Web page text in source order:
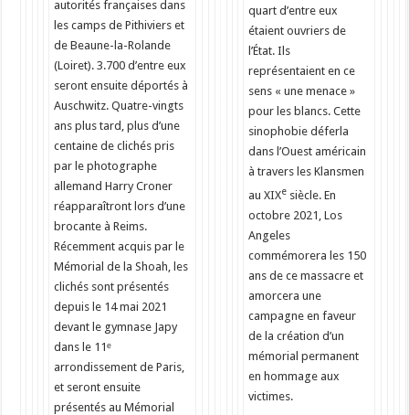
autorités françaises dans
les camps de Pithiviers et
de Beaune-la-Rolande
(Loiret). 3.700 d’entre eux
seront ensuite déportés à
Auschwitz. Quatre-vingts
ans plus tard, plus d’une
centaine de clichés pris
par le photographe
allemand Harry Croner
réapparaîtront lors d’une
brocante à Reims.
Récemment acquis par le
Mémorial de la Shoah, les
clichés sont présentés
depuis le 14 mai 2021
devant le gymnase Japy
dans le 11ᵉ
arrondissement de Paris,
et seront ensuite
présentés au Mémorial
quart d’entre eux
étaient ouvriers de
l’État. Ils
représentaient en ce
sens « une menace »
pour les blancs. Cette
sinophobie déferla
dans l’Ouest américain
à travers les Klansmen
au XIXe siècle. En
octobre 2021, Los
Angeles
commémorera les 150
ans de ce massacre et
amorcera une
campagne en faveur
de la création d’un
mémorial permanent
en hommage aux
victimes.